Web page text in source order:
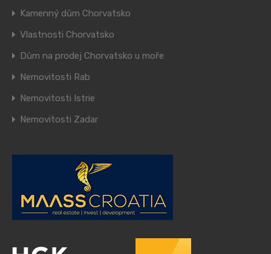
Kamenný dům Chorvatsko
Vlastnosti Chorvatsko
Dům na prodej Chorvatsko u moře
Nemovitosti Rab
Nemovitosti Istrie
Nemovitosti Zadar